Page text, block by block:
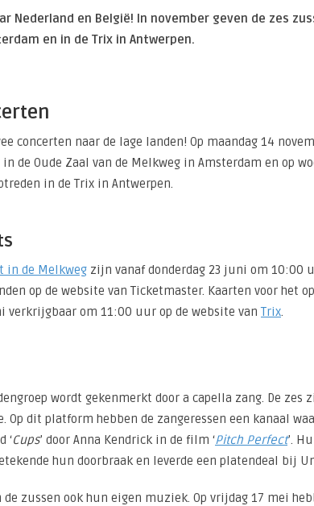
Nederland en België! In november geven de zes
en in de Trix in Antwerpen.
concerten naar de lage landen! Op maandag 14
de Oude Zaal van de Melkweg in Amsterdam en op
in de Trix in Antwerpen.
in de Melkweg zijn vanaf donderdag 23 juni om 10:00
op de website van Ticketmaster. Kaarten voor het
verkrijgbaar om 11:00 uur op de website vanTrix.
wordt gekenmerkt door a capella zang. De zes
Op dit platform hebben de zangeressen een kanaal
‘Cups’ door Anna Kendrick in de film ‘Pitch Perfect’.
hun doorbraak en leverde een platendeal bij
de zussen ook hun eigen muziek. Op vrijdag 17 mei